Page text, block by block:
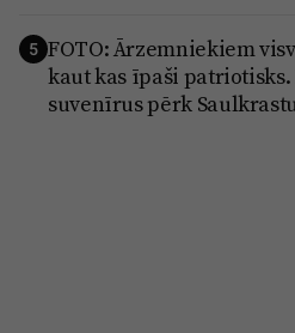
5 FOTO: Ārzemniekiem
kaut kas īpaši patriotisks.
suvenīrus pērk